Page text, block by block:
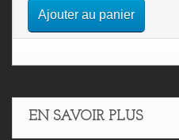
Ajouter au panier
EN SAVOIR PLUS